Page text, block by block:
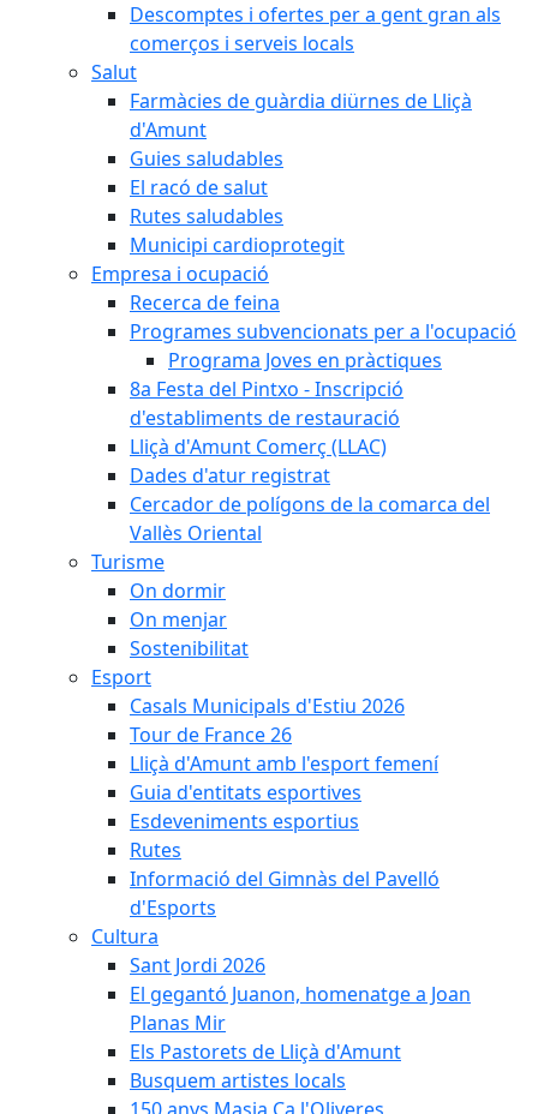
Descomptes i ofertes per a gent gran als
comerços i serveis locals
Salut
Farmàcies de guàrdia diürnes de Lliçà
d'Amunt
Guies saludables
El racó de salut
Rutes saludables
Municipi cardioprotegit
Empresa i ocupació
Recerca de feina
Programes subvencionats per a l'ocupació
Programa Joves en pràctiques
8a Festa del Pintxo - Inscripció
d'establiments de restauració
Lliçà d'Amunt Comerç (LLAC)
Dades d'atur registrat
Cercador de polígons de la comarca del
Vallès Oriental
Turisme
On dormir
On menjar
Sostenibilitat
Esport
Casals Municipals d'Estiu 2026
Tour de France 26
Lliçà d'Amunt amb l'esport femení
Guia d'entitats esportives
Esdeveniments esportius
Rutes
Informació del Gimnàs del Pavelló
d'Esports
Cultura
Sant Jordi 2026
El gegantó Juanon, homenatge a Joan
Planas Mir
Els Pastorets de Lliçà d'Amunt
Busquem artistes locals